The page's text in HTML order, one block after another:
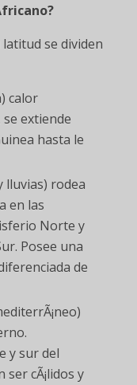
latitud se dividen
calor
extiende
hasta le
lluvias) rodea
en las
Norte y
Posee una
de
y sur del
cÃ¡lidos y